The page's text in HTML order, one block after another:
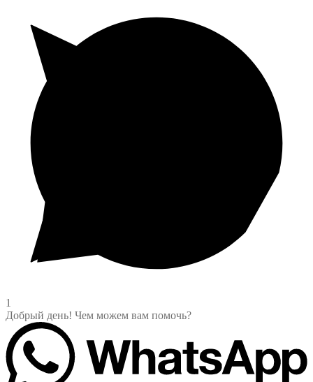
1
Добрый день! Чем можем вам помочь?